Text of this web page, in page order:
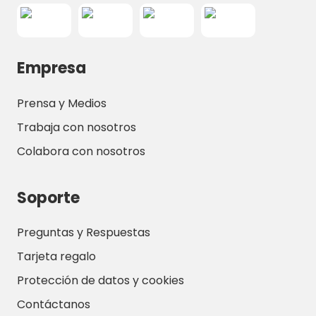
Empresa
Prensa y Medios
Trabaja con nosotros
Colabora con nosotros
Soporte
Preguntas y Respuestas
Tarjeta regalo
Protección de datos y cookies
Contáctanos